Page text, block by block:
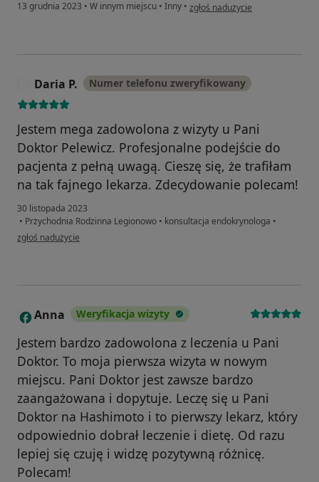
13 grudnia 2023 • W innym miejscu • Inny • w opinii użytkownika Justyna
zgłoś nadużycie
Daria P. Numer telefonu zweryfikowany
Jestem mega zadowolona z wizyty u Pani
Doktor Pelewicz. Profesjonalne podejście do
pacjenta z pełną uwagą. Cieszę się, że trafiłam
na tak fajnego lekarza. Zdecydowanie polecam!
30 listopada 2023
• Przychodnia Rodzinna Legionowo • konsultacja endokrynologa •
w opinii użytkownika Daria P.
zgłoś nadużycie
A Anna Weryfikacja wizyty
Jestem bardzo zadowolona z leczenia u Pani
Doktor. To moja pierwsza wizyta w nowym
miejscu. Pani Doktor jest zawsze bardzo
zaangażowana i dopytuje. Leczę się u Pani
Doktor na Hashimoto i to pierwszy lekarz, który
odpowiednio dobrał leczenie i dietę. Od razu
lepiej się czuję i widzę pozytywną różnicę.
Polecam!